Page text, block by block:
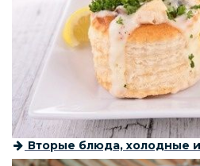
Вторые блюда, холодные